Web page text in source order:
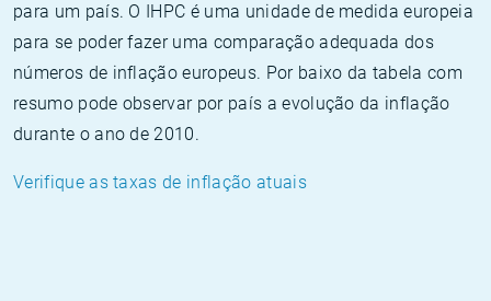
para um país. O IHPC é uma unidade de medida europeia
para se poder fazer uma comparação adequada dos
números de inflação europeus. Por baixo da tabela com
resumo pode observar por país a evolução da inflação
durante o ano de 2010.
Verifique as taxas de inflação atuais